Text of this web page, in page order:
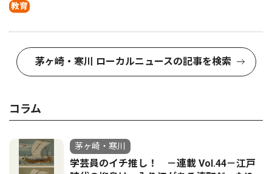
教育
茅ヶ崎・寒川 ローカルニュースの記事を検索
コラム
茅ヶ崎・寒川
学芸員のイチ推し！ －連載 Vol.44－江戸